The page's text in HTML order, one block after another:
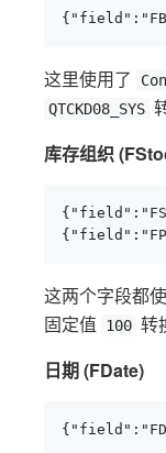
这里使用了
QTCKD08_SYS
库存组织
这两个字段都
固定值
100 转
日期 (FDate)